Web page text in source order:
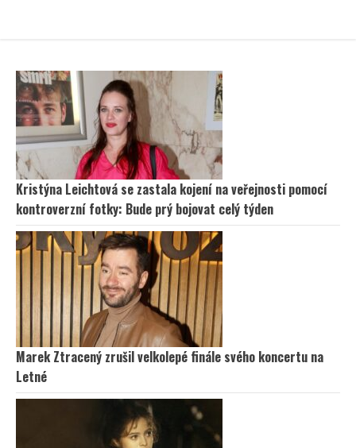
Kristýna Leichtová se zastala kojení na veřejnosti pomocí
kontroverzní fotky: Bude prý bojovat celý týden
Marek Ztracený zrušil velkolepé finále svého koncertu na
Letné